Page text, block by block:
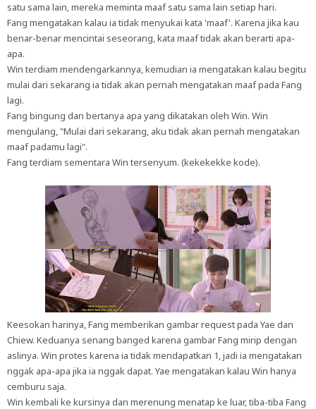
satu sama lain, mereka meminta maaf satu sama lain setiap hari.
Fang mengatakan kalau ia tidak menyukai kata 'maaf'. Karena jika kau
benar-benar mencintai seseorang, kata maaf tidak akan berarti apa-
apa.
Win terdiam mendengarkannya, kemudian ia mengatakan kalau begitu
mulai dari sekarang ia tidak akan pernah mengatakan maaf pada Fang
lagi.
Fang bingung dan bertanya apa yang dikatakan oleh Win. Win
mengulang, "Mulai dari sekarang, aku tidak akan pernah mengatakan
maaf padamu lagi".
Fang terdiam sementara Win tersenyum. (kekekekke kode).
Keesokan harinya, Fang memberikan gambar request pada Yae dan
Chiew. Keduanya senang banged karena gambar Fang mirip dengan
aslinya. Win protes karena ia tidak mendapatkan 1, jadi ia mengatakan
nggak apa-apa jika ia nggak dapat. Yae mengatakan kalau Win hanya
cemburu saja.
Win kembali ke kursinya dan merenung menatap ke luar, tiba-tiba Fang